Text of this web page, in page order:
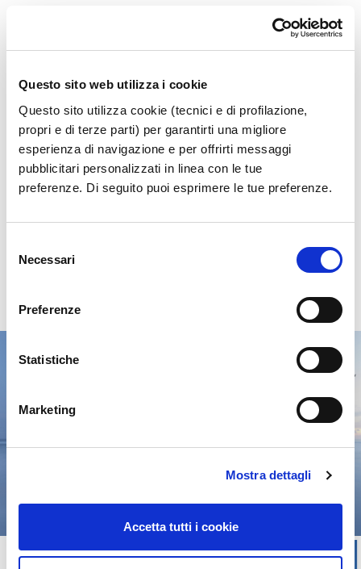
Questo sito web utilizza i cookie
Questo sito utilizza cookie (tecnici e di profilazione,
propri e di terze parti) per garantirti una migliore
esperienza di navigazione e per offrirti messaggi
pubblicitari personalizzati in linea con le tue
preferenze. Di seguito puoi esprimere le tue preferenze.
delNecessari
Preferenze
Statistiche
Marketing
Mostra dettagli
Accetta tutti i cookie
(CDG) Paris A7
19:25 (TIA) Tirana
W4 05068|Wizz Air Malta